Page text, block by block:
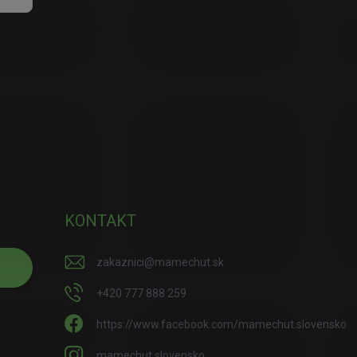
KONTAKT
zakaznici@mamechut.sk
+420 777 888 259
https://www.facebook.com/mamechut.slovensko